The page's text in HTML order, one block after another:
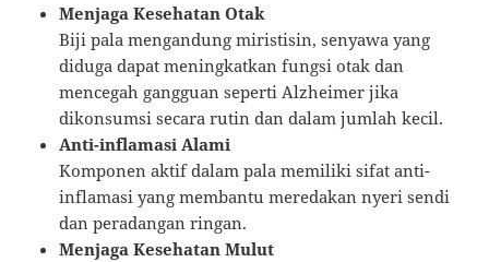
Menjaga Kesehatan Otak
Biji pala mengandung miristisin, senyawa yang
diduga dapat meningkatkan fungsi otak dan
mencegah gangguan seperti Alzheimer jika
dikonsumsi secara rutin dan dalam jumlah kecil.
Anti-inflamasi Alami
Komponen aktif dalam pala memiliki sifat anti-
inflamasi yang membantu meredakan nyeri sendi
dan peradangan ringan.
Menjaga Kesehatan Mulut